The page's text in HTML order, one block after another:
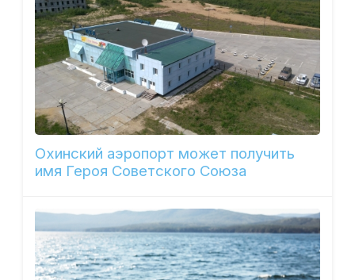
Охинский аэропорт может получить
имя Героя Советского Союза